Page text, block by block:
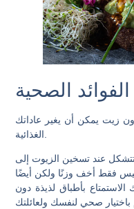
الفوائد الصحية
زيت يمكن أن يغير عاداتك
عند تسخين الزيوت إلى
فقط أخف وزنًا ولكن أيضًا
بأطباق لذيذة دون